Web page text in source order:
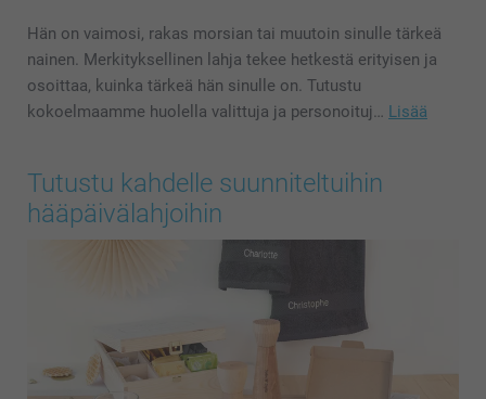
Hän on vaimosi, rakas morsian tai muutoin sinulle tärkeä
nainen. Merkityksellinen lahja tekee hetkestä erityisen ja
osoittaa, kuinka tärkeä hän sinulle on. Tutustu
kokoelmaamme huolella valittuja ja personoituj… Lisää
Tutustu kahdelle suunniteltuihin
hääpäivälahjoihin